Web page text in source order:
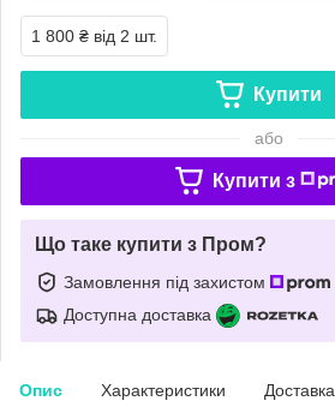
1 800 ₴ від 2 шт.
Купити
або
Купити з
Що таке купити з Пром?
Замовлення під захистом
Доступна доставка
Опис Характеристики Доставка